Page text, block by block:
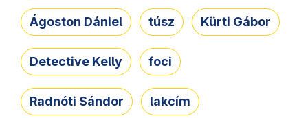
Ágoston Dániel túsz Kürti Gábor
Detective Kelly foci
Radnóti Sándor lakcím